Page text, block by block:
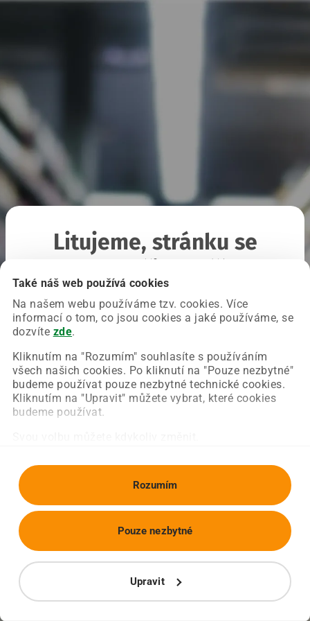
Také náš web používá cookies
Na našem webu používáme tzv. cookies. Více
informací o tom, co jsou cookies a jaké používáme, se
dozvíte zde.
Kliknutím na "Rozumím" souhlasíte s používáním
všech našich cookies. Po kliknutí na "Pouze nezbytné"
budeme používat pouze nezbytné technické cookies.
Kliknutím na "Upravit" můžete vybrat, které cookies
budeme používat.
Rozumím
Upravit
Pouze nezbytné
Litujeme, stránku se
Chyba nastala na naší straně a už ji opravujeme.
Zkuste prosím znovu načíst požadovanou stránku.
Obnovit stránku Úvodní strana